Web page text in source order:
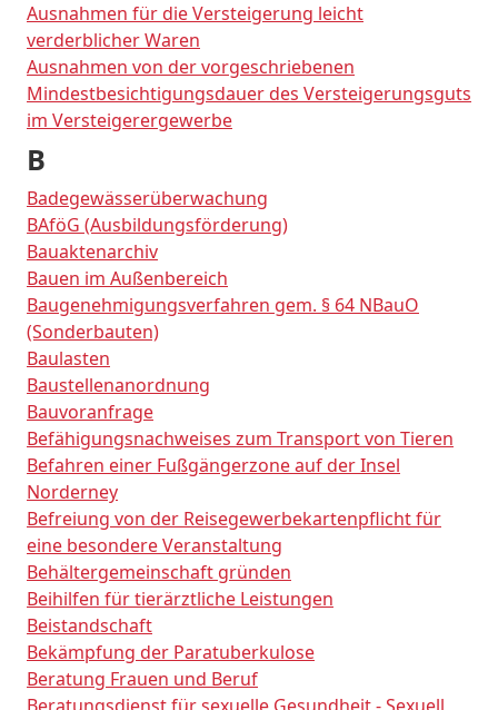
Ausnahmen für die Versteigerung leicht
verderblicher Waren
Ausnahmen von der vorgeschriebenen
Mindestbesichtigungsdauer des Versteigerungsguts
im Versteigerergewerbe
B
Badegewässerüberwachung
BAföG (Ausbildungsförderung)
Bauaktenarchiv
Bauen im Außenbereich
Baugenehmigungsverfahren gem. § 64 NBauO
(Sonderbauten)
Baulasten
Baustellenanordnung
Bauvoranfrage
Befähigungsnachweises zum Transport von Tieren
Befahren einer Fußgängerzone auf der Insel
Norderney
Befreiung von der Reisegewerbekartenpflicht für
eine besondere Veranstaltung
Behältergemeinschaft gründen
Beihilfen für tierärztliche Leistungen
Beistandschaft
Bekämpfung der Paratuberkulose
Beratung Frauen und Beruf